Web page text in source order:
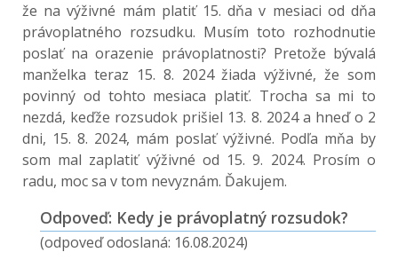
že na výživné mám platiť 15. dňa v mesiaci od dňa
právoplatného rozsudku. Musím toto rozhodnutie
poslať na orazenie právoplatnosti? Pretože bývalá
manželka teraz 15. 8. 2024 žiada výživné, že som
povinný od tohto mesiaca platiť. Trocha sa mi to
nezdá, keďže rozsudok prišiel 13. 8. 2024 a hneď o 2
dni, 15. 8. 2024, mám poslať výživné. Podľa mňa by
som mal zaplatiť výživné od 15. 9. 2024. Prosím o
radu, moc sa v tom nevyznám. Ďakujem.
Odpoveď: Kedy je právoplatný rozsudok?
(odpoveď odoslaná: 16.08.2024)